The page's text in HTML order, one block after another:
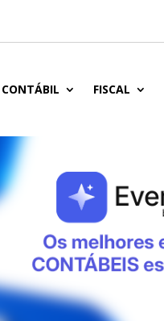
CONTÁBIL FISCAL